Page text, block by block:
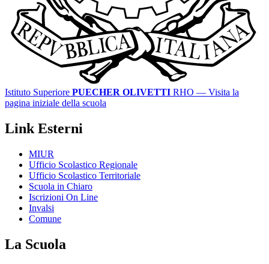
Istituto Superiore PUECHER OLIVETTI RHO — Visita la
pagina iniziale della scuola
Link Esterni
MIUR
Ufficio Scolastico Regionale
Ufficio Scolastico Territoriale
Scuola in Chiaro
Iscrizioni On Line
Invalsi
Comune
La Scuola